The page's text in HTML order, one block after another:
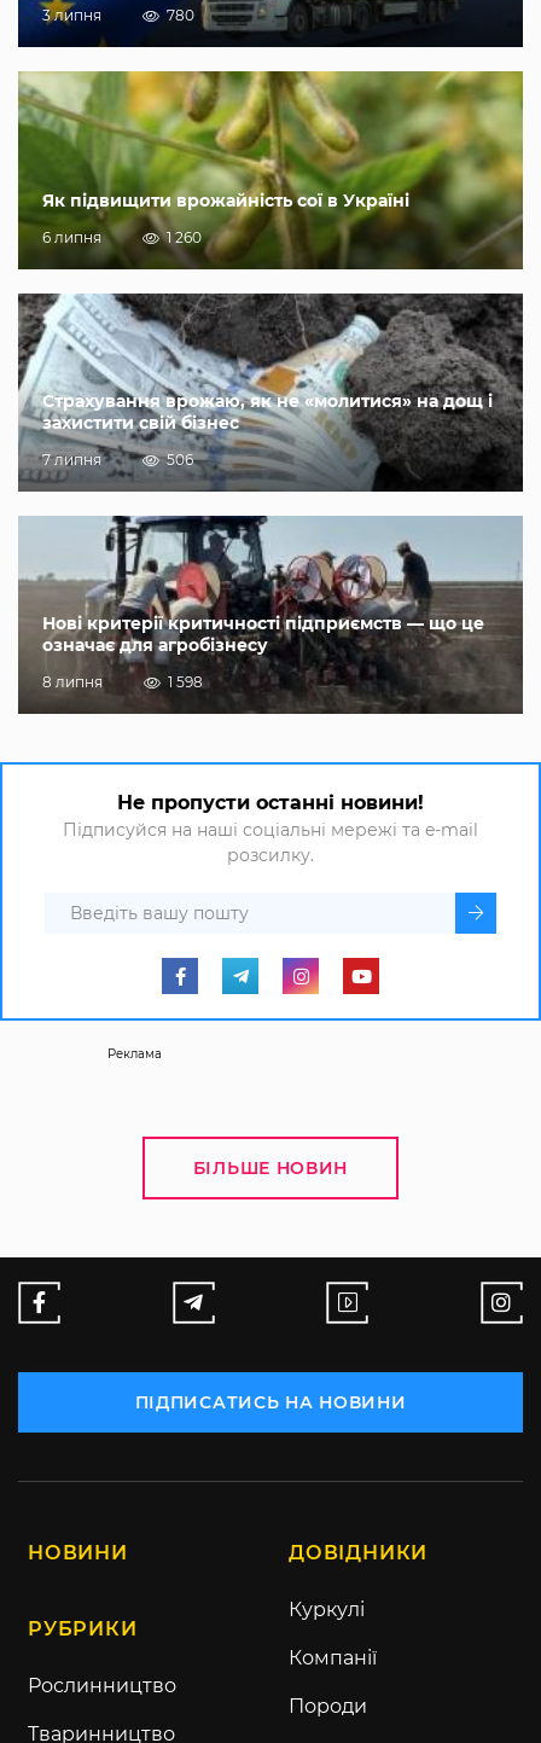
3 липня 780
Як підвищити врожайність сої в Україні
6 липня 1 260
Страхування врожаю, як не «молитися» на дощ і
захистити свій бізнес
7 липня 506
Нові критерії критичності підприємств — що це
означає для агробізнесу
8 липня 1 598
Не пропусти останні новини!
Підписуйся на наші соціальні мережі та e-mail
розсилку.
Реклама
БІЛЬШЕ НОВИН
ПІДПИСАТИСЬ НА НОВИНИ
НОВИНИ
РУБРИКИ
Рослинництво
Тваринництво
ДОВІДНИКИ
Куркулі
Компанії
Породи